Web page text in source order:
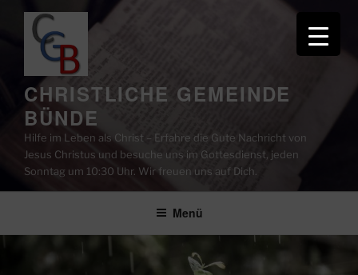
Zum
springen
CHRISTLICHE GEMEINDE
BÜNDE
Hilfe im Leben als Christ – Erfahre die Gute Nachricht von
Jesus Christus und besuche uns im Gottesdienst, jeden
Sonntag um 10:30 Uhr. Wir freuen uns auf Dich.
Menü